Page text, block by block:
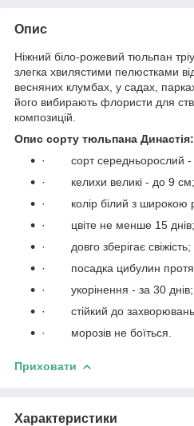
Опис
Ніжний біло-рожевий тюльпан
злегка хвилястими пелюстками
весняних клумбах, у садах,
його вибирають флористи для
композицій.
Опис сорту тюльпана Династія:
· сорт середньорослий -
· келихи великі - до 9 см;
· колір білий з широкою
· цвіте не менше 15 днів;
· довго зберігає свіжість;
· посадка цибулин
· укорінення - за 30 днів;
· стійкий до
· морозів не боїться.
Приховати
Характеристики